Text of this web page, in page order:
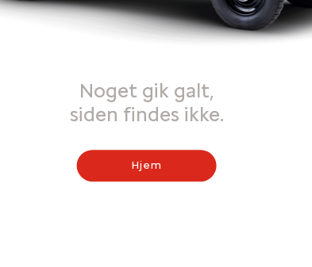
Noget gik galt,
siden findes ikke.
Hjem